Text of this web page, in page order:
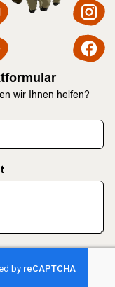
wir Ihnen helfen?